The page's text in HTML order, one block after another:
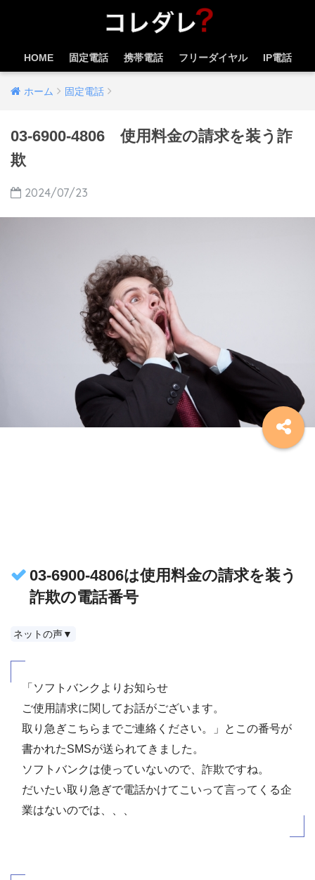
HOME 固定電話 携帯電話 フリーダイヤル IP電話
ホーム 固定電話
03-6900-4806 使用料金の請求を装う詐
欺
2024/07/23
03-6900-4806は使用料金の請求を装う
詐欺の電話番号
ネットの声▼
「ソフトバンクよりお知らせ
ご使用請求に関してお話がございます。
取り急ぎこちらまでご連絡ください。」とこの番号が
書かれたSMSが送られてきました。
ソフトバンクは使っていないので、詐欺ですね。
だいたい取り急ぎで電話かけてこいって言ってくる企
業はないのでは、、、